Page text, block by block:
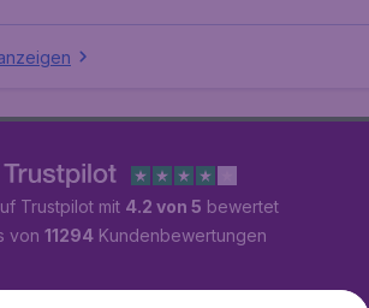
Trustpilot mit 4.2 von 5 bewertet
von 11294 Kundenbewertungen